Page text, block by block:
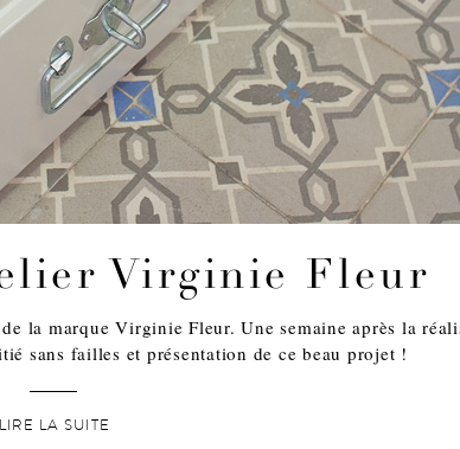
Virginie Fleur
la marque Virginie Fleur. Une semaine après la
sans failles et présentation de ce beau projet !
LIRE LA SUITE